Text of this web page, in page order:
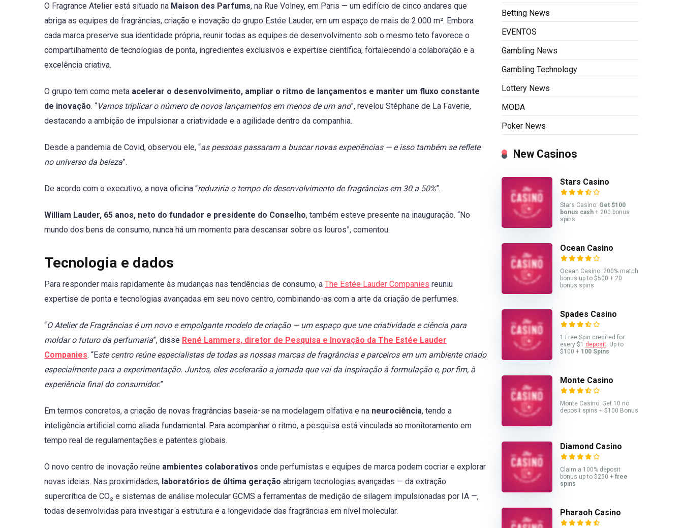
O Fragrance Atelier está situado na Maison des Parfums, na Rue Volney, em Paris — um edifício de cinco andares que
abriga as equipes de fragrâncias, criação e inovação do grupo Estée Lauder, em um espaço de mais de 2.000 m². Embora
cada marca preserve sua identidade própria, reunir todas as equipes de desenvolvimento sob o mesmo teto favorece o
compartilhamento de tecnologias de ponta, ingredientes exclusivos e expertise científica, fortalecendo a colaboração e a
excelência criativa.
O grupo tem como meta acelerar o desenvolvimento, ampliar o ritmo de lançamentos e manter um fluxo constante
de inovação. “Vamos triplicar o número de novos lançamentos em menos de um ano”, revelou Stéphane de La Faverie,
destacando a ambição de impulsionar a criatividade e a agilidade dentro da companhia.
Desde a pandemia de Covid, observou ele, “as pessoas passaram a buscar novas experiências — e isso também se reflete
no universo da beleza”.
De acordo com o executivo, a nova oficina “reduziria o tempo de desenvolvimento de fragrâncias em 30 a 50%”.
William Lauder, 65 anos, neto do fundador e presidente do Conselho, também esteve presente na inauguração. “No
mundo dos bens de consumo, nunca há um momento para descansar sobre os louros”, comentou.
Tecnologia e dados
Para responder mais rapidamente às mudanças nas tendências de consumo, a The Estée Lauder Companies reuniu
expertise de ponta e tecnologias avançadas em seu novo centro, combinando-as com a arte da criação de perfumes.
“O Atelier de Fragrâncias é um novo e empolgante modelo de criação — um espaço que une criatividade e ciência para
moldar o futuro da perfumaria”, disse René Lammers, diretor de Pesquisa e Inovação da The Estée Lauder
Companies. “Este centro reúne especialistas de todas as nossas marcas de fragrâncias e parceiros em um ambiente criado
especialmente para a experimentação. Juntos, eles acelerarão a jornada que vai da inspiração à formulação e, por fim, à
experiência final do consumidor.”
Em termos concretos, a criação de novas fragrâncias baseia-se na modelagem olfativa e na neurociência, tendo a
inteligência artificial como aliada fundamental. Para acompanhar o ritmo, a pesquisa está vinculada ao monitoramento em
tempo real de regulamentações e patentes globais.
O novo centro de inovação reúne ambientes colaborativos onde perfumistas e equipes de marca podem cocriar e explorar
novas ideias. Nas proximidades, laboratórios de última geração abrigam tecnologias avançadas — da extração
supercrítica de CO₂ e sistemas de análise molecular GCMS a ferramentas de medição de silagem impulsionadas por IA —,
todas desenvolvidas para investigar a estrutura e a longevidade das fragrâncias em nível molecular.
Betting News
EVENTOS
Gambling News
Gambling Technology
Lottery News
MODA
Poker News
New Casinos
Stars Casino
Stars Casino: Get $100
bonus cash + 200 bonus
spins
Ocean Casino
Ocean Casino: 200% match
bonus up to $500 + 20
bonus spins
Spades Casino
1 Free Spin credited for
every $1 deposit. Up to
$100 + 100 Spins
Monte Casino
Monte Casino: Get 10 no
deposit spins + $100 Bonus
Diamond Casino
Claim a 100% deposit
bonus up to $250 + free
spins
Pharaoh Casino